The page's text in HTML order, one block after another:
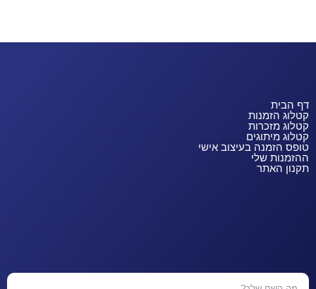
דף הבית
קטלוג הזמנות
קטלוג מזכרות
קטלוג מיתוגים
טופס הזמנה בעיצוב אישי
ההזמנות שלי
תקנון האתר